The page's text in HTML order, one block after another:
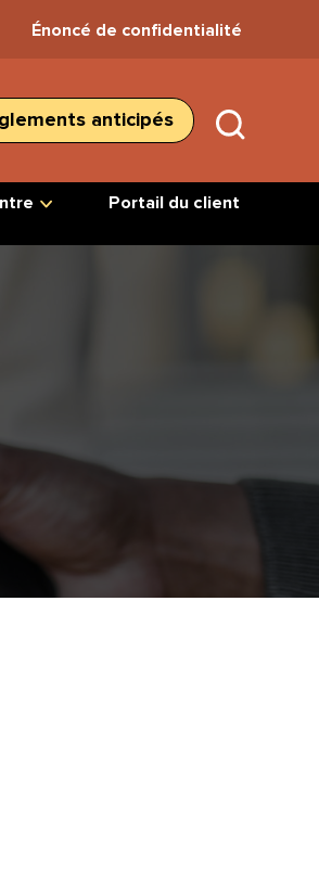
Énoncé de confidentialité
anticipés
Portail du client